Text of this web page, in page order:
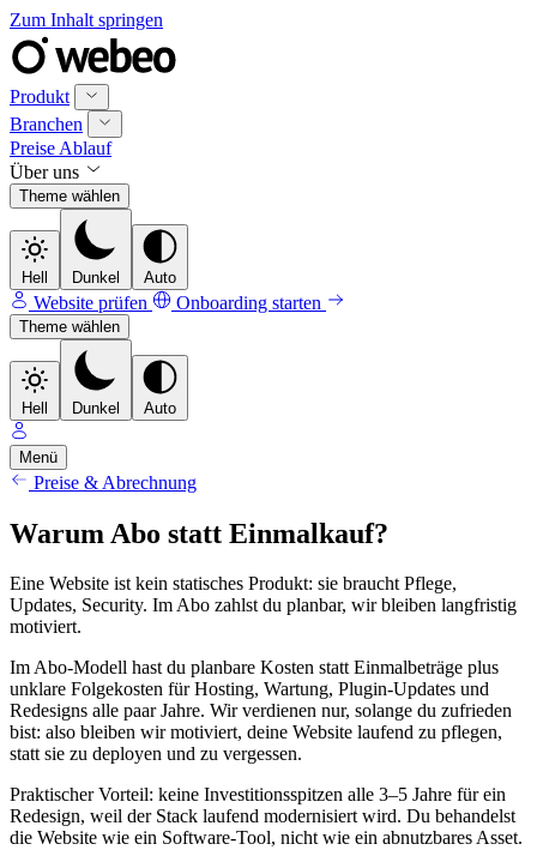
Zum Inhalt springen
Produkt
Branchen
Preise Ablauf
Über uns
Theme wählen
Hell Dunkel Auto
Website prüfen Onboarding starten
Theme wählen
Hell Dunkel Auto
Menü
Preise & Abrechnung
Warum Abo statt Einmalkauf?
Eine Website ist kein statisches Produkt: sie braucht Pflege,
Updates, Security. Im Abo zahlst du planbar, wir bleiben langfristig
motiviert.
Im Abo-Modell hast du planbare Kosten statt Einmalbeträge plus
unklare Folgekosten für Hosting, Wartung, Plugin-Updates und
Redesigns alle paar Jahre. Wir verdienen nur, solange du zufrieden
bist: also bleiben wir motiviert, deine Website laufend zu pflegen,
statt sie zu deployen und zu vergessen.
Praktischer Vorteil: keine Investitionsspitzen alle 3–5 Jahre für ein
Redesign, weil der Stack laufend modernisiert wird. Du behandelst
die Website wie ein Software-Tool, nicht wie ein abnutzbares Asset.